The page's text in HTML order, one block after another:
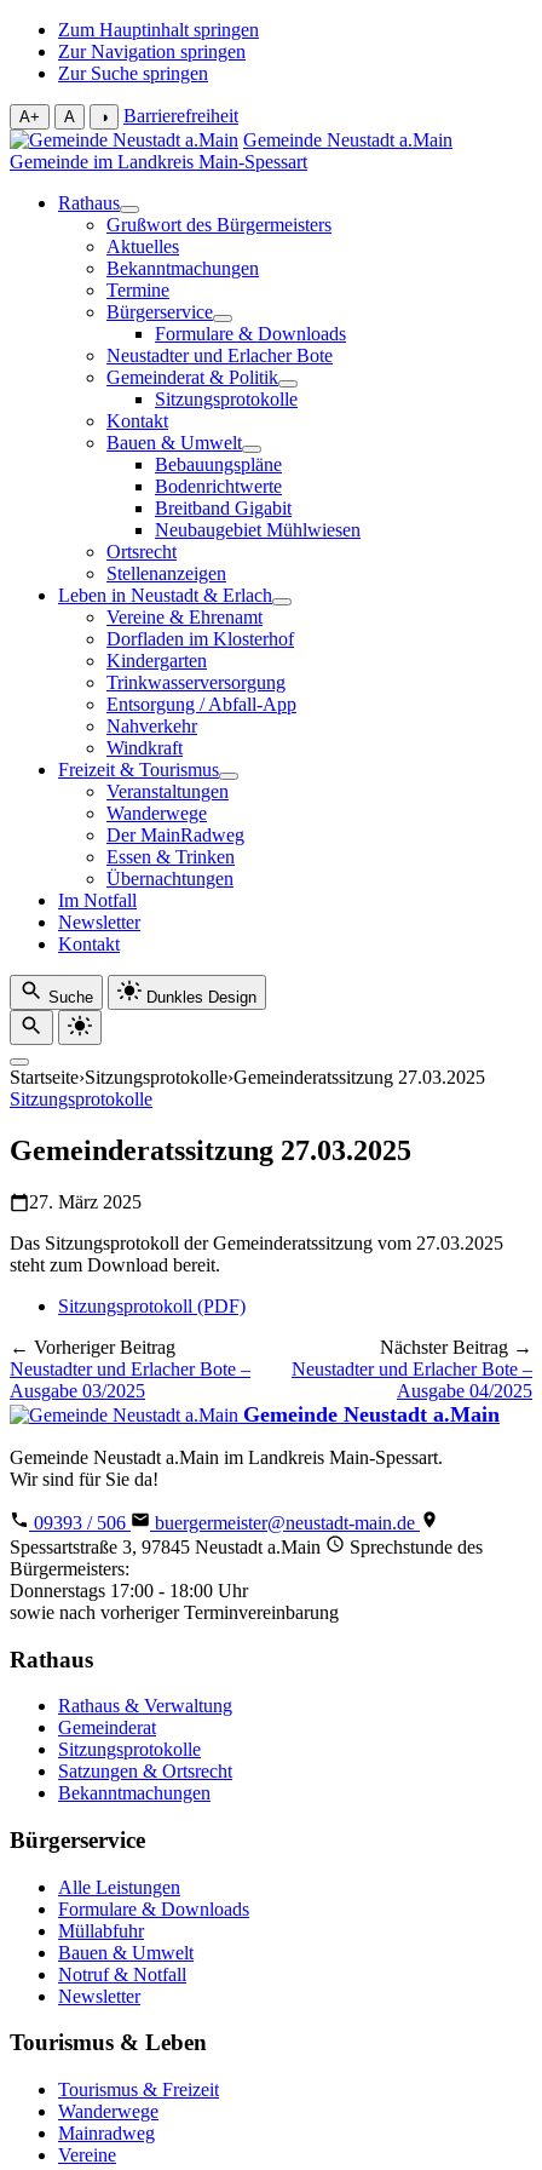
Zum Hauptinhalt springen
Zur Navigation springen
Zur Suche springen
A+ A ◑
Barrierefreiheit
Gemeinde Neustadt a.Main
Gemeinde im Landkreis Main-Spessart
Rathaus
Grußwort des Bürgermeisters
Aktuelles
Bekanntmachungen
Termine
Bürgerservice
Formulare & Downloads
Neustadter und Erlacher Bote
Gemeinderat & Politik
Sitzungsprotokolle
Kontakt
Bauen & Umwelt
Bebauungspläne
Bodenrichtwerte
Breitband Gigabit
Neubaugebiet Mühlwiesen
Ortsrecht
Stellenanzeigen
Leben in Neustadt & Erlach
Vereine & Ehrenamt
Dorfladen im Klosterhof
Kindergarten
Trinkwasserversorgung
Entsorgung / Abfall-App
Nahverkehr
Windkraft
Freizeit & Tourismus
Veranstaltungen
Wanderwege
Der MainRadweg
Essen & Trinken
Übernachtungen
Im Notfall
Newsletter
Kontakt
Suche Dunkles Design
Startseite›Sitzungsprotokolle›Gemeinderatssitzung 27.03.2025
Sitzungsprotokolle
Gemeinderatssitzung 27.03.2025
27. März 2025
Das Sitzungsprotokoll der Gemeinderatssitzung vom 27.03.2025
steht zum Download bereit.
Sitzungsprotokoll (PDF)
← Vorheriger Beitrag
Neustadter und Erlacher Bote –
Ausgabe 03/2025
Nächster Beitrag →
Neustadter und Erlacher Bote –
Ausgabe 04/2025
Gemeinde Neustadt a.Main
Gemeinde Neustadt a.Main im Landkreis Main-Spessart.
Wir sind für Sie da!
09393 / 506
buergermeister@neustadt-main.de
Spessartstraße 3, 97845 Neustadt a.Main
Sprechstunde des
Bürgermeisters:
Donnerstags 17:00 - 18:00 Uhr
sowie nach vorheriger Terminvereinbarung
Rathaus
Rathaus & Verwaltung
Gemeinderat
Sitzungsprotokolle
Satzungen & Ortsrecht
Bekanntmachungen
Bürgerservice
Alle Leistungen
Formulare & Downloads
Müllabfuhr
Bauen & Umwelt
Notruf & Notfall
Newsletter
Tourismus & Leben
Tourismus & Freizeit
Wanderwege
Mainradweg
Vereine